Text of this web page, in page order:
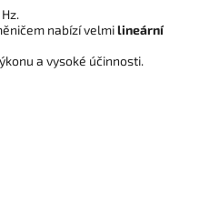
nabízí velmilineární
a vysoké účinnosti.